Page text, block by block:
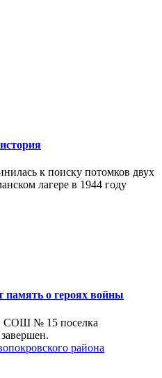
к поиску потомков двух
лагере в 1944 году
память о героях войны
СОШ № 15 поселка
района